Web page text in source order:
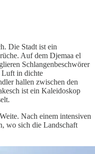
Die Stadt ist ein
Auf dem Djemaa el
Schlangenbeschwörer
Luft in dichte
hallen zwischen den
ist ein Kaleidoskop
Nach einem intensiven
wo sich die Landschaft